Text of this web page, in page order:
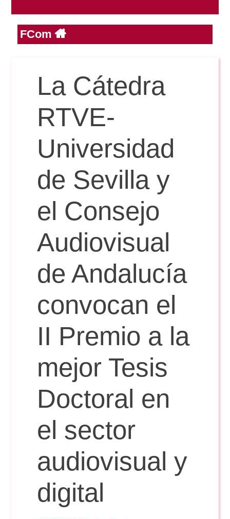
Reservas
Publicidad y RR.PP
Comunicación Audiovisual
Doble Grado PER/CAV
Exámenes Grado
Periodismo
Publicidad y RR.PP
Comunicación Audiovisual
Doble Grado PER/CAV
Secretaría Virtual
#miTFG
#YoPractico
Boletines
FCom
La Cátedra
RTVE-
Universidad
de Sevilla y
el Consejo
Audiovisual
de Andalucía
convocan el
II Premio a la
mejor Tesis
Doctoral en
el sector
audiovisual y
digital